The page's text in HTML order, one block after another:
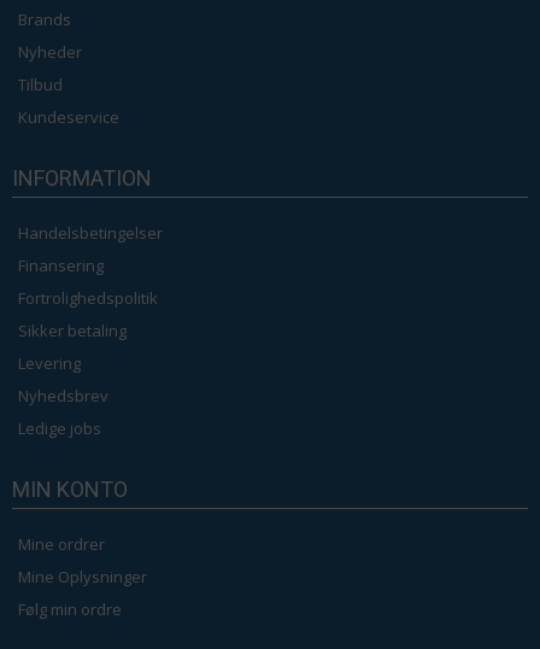
Brands
Nyheder
Tilbud
Kundeservice
INFORMATION
Handelsbetingelser
Finansering
Fortrolighedspolitik
Sikker betaling
Levering
Nyhedsbrev
Ledige jobs
MIN KONTO
Mine ordrer
Mine Oplysninger
Følg min ordre